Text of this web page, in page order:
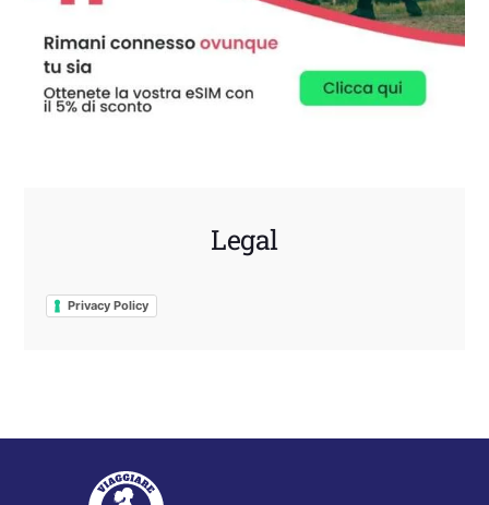
Legal
Privacy Policy